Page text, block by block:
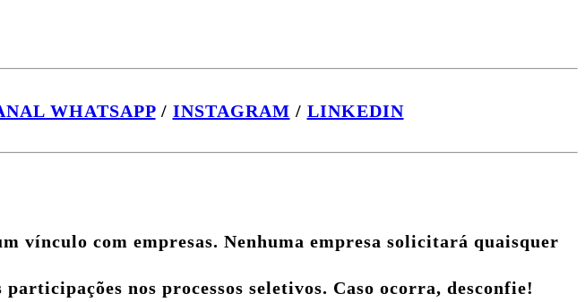
WHATSAPP/ INSTAGRAM / LINKEDIN
vínculo com empresas. Nenhuma empresa solicitará quaisquer
nos processos seletivos. Caso ocorra, desconfie!